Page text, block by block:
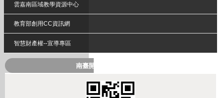
雲嘉南區域教學資源中心
教育部創用CC資訊網
智慧財產權--宣導專區
南臺開放式課程QRcode